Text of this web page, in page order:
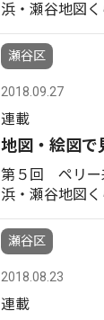
浜・瀬谷地図
瀬谷区
2018.09.27
連載
地図・絵図で
第５回 ペリー
浜・瀬谷地図
瀬谷区
2018.08.23
連載